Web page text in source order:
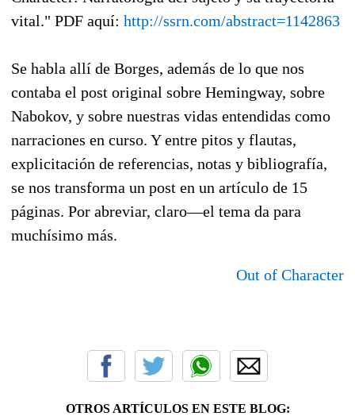
vital." PDF aquí: http://ssrn.com/abstract=1142863
Se habla allí de Borges, además de lo que nos
contaba el post original sobre Hemingway, sobre
Nabokov, y sobre nuestras vidas entendidas como
narraciones en curso. Y entre pitos y flautas,
explicitación de referencias, notas y bibliografía,
se nos transforma un post en un artículo de 15
páginas. Por abreviar, claro—el tema da para
muchísimo más.
Out of Character
OTROS ARTÍCULOS EN ESTE BLOG: